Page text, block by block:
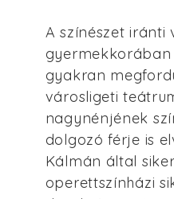
A színészet iránti
gyakran
városligeti
nagynénjének
dolgozó férje is
Kálmán által
operettszínházi